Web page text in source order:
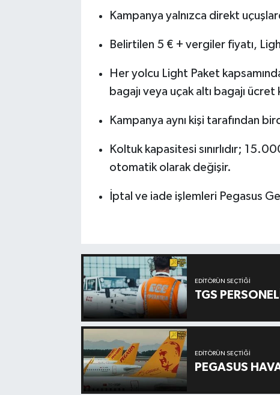
Kampanya yalnızca direkt
Belirtilen 5 € + vergiler fiyatı,
Her yolcu Light Paket
bagajı veya uçak altı bagajı ücret
Kampanya aynı kişi tarafından
Koltuk kapasitesi sınırlıdır;
otomatik olarak değişir.
İptal ve iade işlemleri Pegasus
EDITÖRÜN SEÇTIĞI
TGS
EDITÖRÜN SEÇTIĞI
PEGASUS